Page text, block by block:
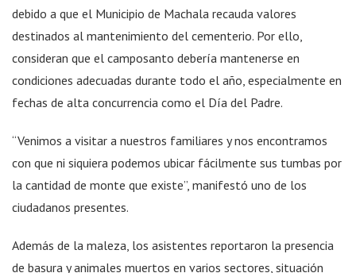
debido a que el Municipio de Machala recauda valores
destinados al mantenimiento del cementerio. Por ello,
consideran que el camposanto debería mantenerse en
condiciones adecuadas durante todo el año, especialmente en
fechas de alta concurrencia como el Día del Padre.
“Venimos a visitar a nuestros familiares y nos encontramos
con que ni siquiera podemos ubicar fácilmente sus tumbas por
la cantidad de monte que existe”, manifestó uno de los
ciudadanos presentes.
Además de la maleza, los asistentes reportaron la presencia
de basura y animales muertos en varios sectores, situación